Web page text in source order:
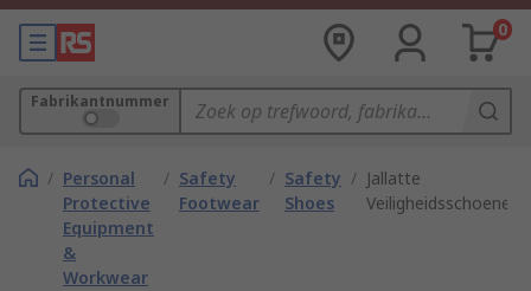
0
Fabrikantnummer
/ Personal
Protective
Equipment
&
Workwear
/ Safety
Footwear
/ Safety
Shoes
/ Jallatte
Veiligheidsschoenen